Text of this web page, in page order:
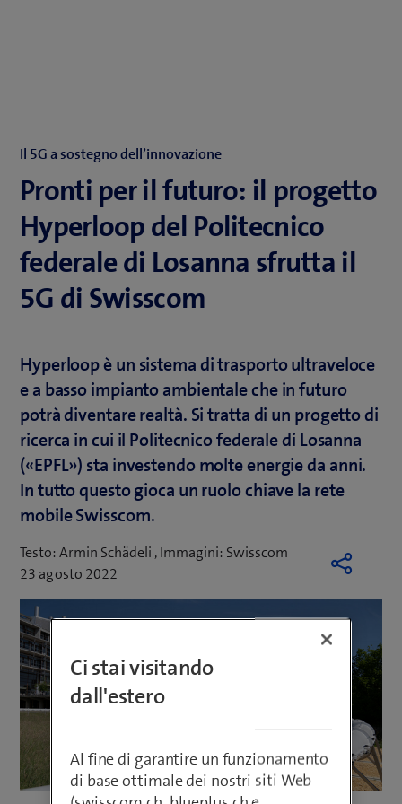
Il 5G a sostegno dell’innovazione
Pronti per il futuro: il progetto
Hyperloop del Politecnico
federale di Losanna sfrutta il
5G di Swisscom
Hyperloop è un sistema di trasporto ultraveloce
e a basso impianto ambientale che in futuro
potrà diventare realtà. Si tratta di un progetto di
ricerca in cui il Politecnico federale di Losanna
(«EPFL») sta investendo molte energie da anni.
In tutto questo gioca un ruolo chiave la rete
mobile Swisscom.
Testo: Armin Schädeli , Immagini: Swisscom
23 agosto 2022
Ci stai visitando
dall'estero
Al fine di garantire un funzionamento
di base ottimale dei nostri siti Web